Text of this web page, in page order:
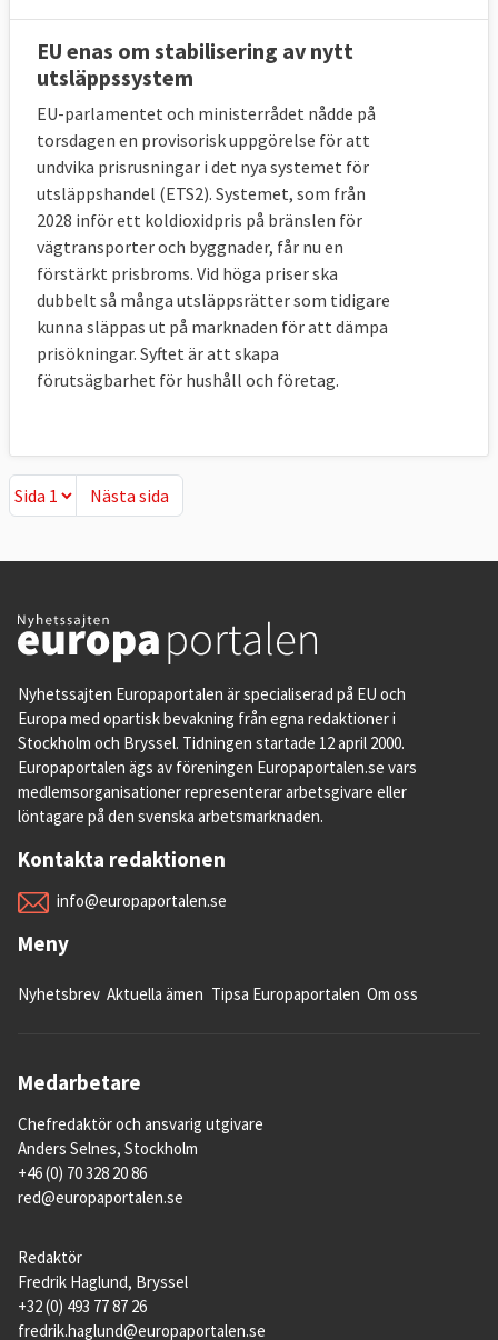
EU enas om stabilisering av nytt
utsläppssystem
EU-parlamentet och ministerrådet nådde på
torsdagen en provisorisk uppgörelse för att
undvika prisrusningar i det nya systemet för
utsläppshandel (ETS2). Systemet, som från
2028 inför ett koldioxidpris på bränslen för
vägtransporter och byggnader, får nu en
förstärkt prisbroms. Vid höga priser ska
dubbelt så många utsläppsrätter som tidigare
kunna släppas ut på marknaden för att dämpa
prisökningar. Syftet är att skapa
förutsägbarhet för hushåll och företag.
Nästa sida
Nästa sida
Nyhetssajten Europaportalen är specialiserad på EU och
Europa med opartisk bevakning från egna redaktioner i
Stockholm och Bryssel. Tidningen startade 12 april 2000.
Europaportalen ägs av föreningen Europaportalen.se vars
medlemsorganisationer representerar arbetsgivare eller
löntagare på den svenska arbetsmarknaden.
Kontakta redaktionen
info@europaportalen.se
Meny
Nyhetsbrev Aktuella ämen Tipsa Europaportalen Om oss
Medarbetare
Chefredaktör och ansvarig utgivare
Anders Selnes, Stockholm
+46 (0) 70 328 20 86
red@europaportalen.se
Redaktör
Fredrik Haglund, Bryssel
+32 (0) 493 77 87 26
fredrik.haglund@europaportalen.se